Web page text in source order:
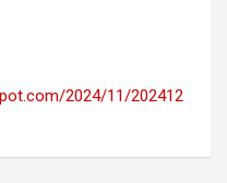
2024/11/202412